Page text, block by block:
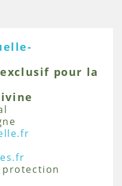
pour la
Allemagne
facile
protection